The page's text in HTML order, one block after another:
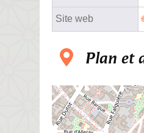
Site web
Plan et